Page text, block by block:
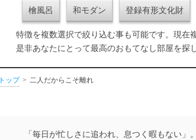
檜風呂 和モダン 登録有形文化財
特徴を複数選択で絞り込む事も可能です。現在
是非あなたにとって最高のおもてなし部屋を探
トップ 二人だからこそ離れ
「毎日が忙しさに追われ、息つく暇もない」。